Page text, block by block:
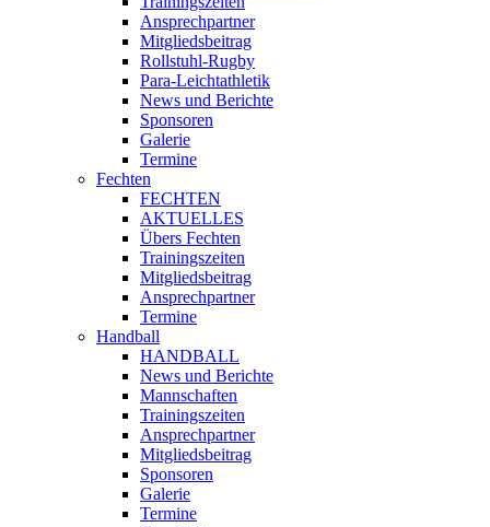
Ansprechpartner
Mitgliedsbeitrag
Rollstuhl-Rugby
Para-Leichtathletik
News und Berichte
Sponsoren
Galerie
Termine
Fechten
FECHTEN
AKTUELLES
Übers Fechten
Trainingszeiten
Mitgliedsbeitrag
Ansprechpartner
Termine
Handball
HANDBALL
News und Berichte
Mannschaften
Trainingszeiten
Ansprechpartner
Mitgliedsbeitrag
Sponsoren
Galerie
Termine